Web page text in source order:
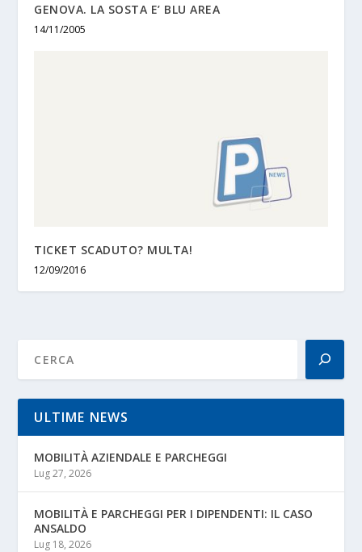
GENOVA. LA SOSTA E’ BLU AREA
14/11/2005
TICKET SCADUTO? MULTA!
12/09/2016
ULTIME NEWS
MOBILITÀ AZIENDALE E PARCHEGGI
Lug 27, 2026
MOBILITÀ E PARCHEGGI PER I DIPENDENTI: IL CASO
ANSALDO
Lug 18, 2026